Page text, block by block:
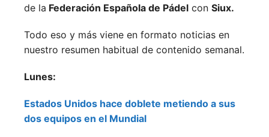
de la Federación Española de Pádel con Siux.
Todo eso y más viene en formato noticias en
nuestro resumen habitual de contenido semanal.
Lunes:
Estados Unidos hace doblete metiendo a sus
dos equipos en el Mundial